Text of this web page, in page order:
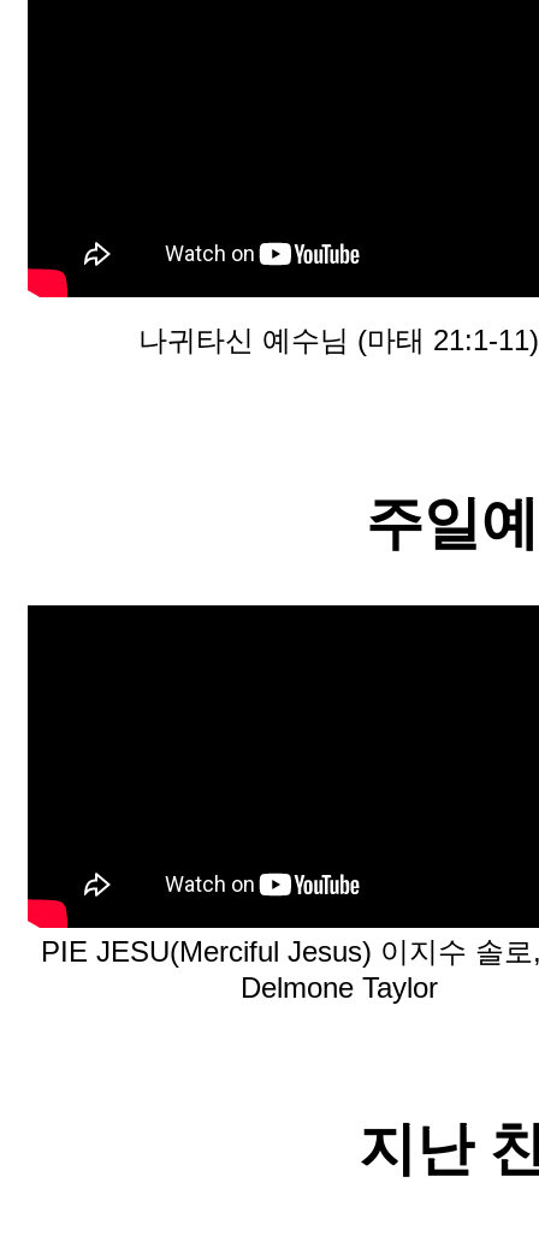
나귀타신 예수님 (마태 21:1-11)
주일
PIE JESU(Merciful Jesus) 이지수 솔
Delmone Taylor
지난